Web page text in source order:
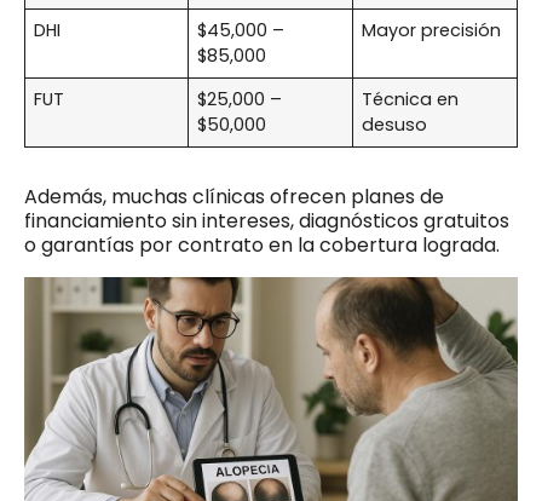
DHI
$45,000 –
$85,000
Mayor precisión
FUT
$25,000 –
$50,000
Técnica en
desuso
Además, muchas clínicas ofrecen planes de
financiamiento sin intereses, diagnósticos gratuitos
o garantías por contrato en la cobertura lograda.